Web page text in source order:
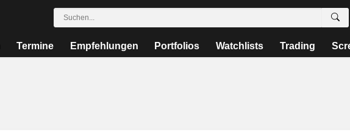
Termine Empfehlungen Portfolios Watchlists Trading